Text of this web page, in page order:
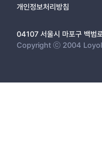
개인정보처리방침
04107 서울시 마포구 백범
Copyright ⓒ 2004